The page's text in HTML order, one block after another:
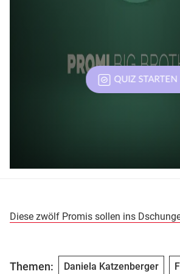
Diese zwölf Promis sollen ins
Themen: Daniela Katzenberger